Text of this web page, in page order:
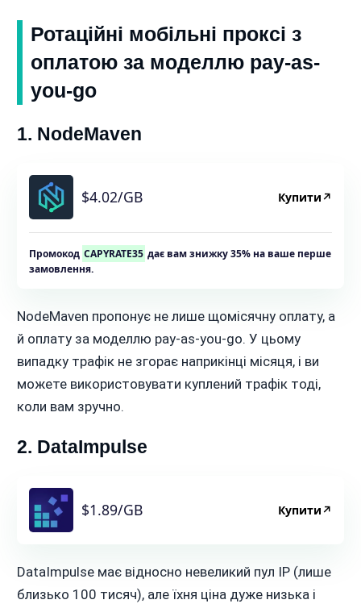
Ротаційні мобільні проксі з
оплатою за моделлю pay-as-
you-go
1. NodeMaven
$4.02/GB Купити ↗
Промокод CAPYRATE35 дає вам знижку 35% на ваше перше
замовлення.
NodeMaven пропонує не лише щомісячну оплату, а
й оплату за моделлю pay-as-you-go. У цьому
випадку трафік не згорає наприкінці місяця, і ви
можете використовувати куплений трафік тоді,
коли вам зручно.
2. DataImpulse
$1.89/GB Купити ↗
DataImpulse має відносно невеликий пул IP (лише
близько 100 тисяч), але їхня ціна дуже низька і